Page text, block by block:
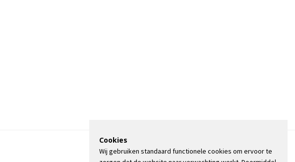
OVER DE STIENSER
Cookies
Wij gebruiken standaard functionele cookies om ervoor te